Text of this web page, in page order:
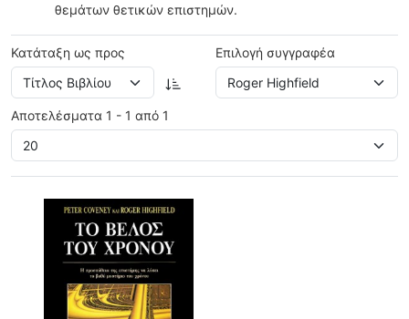
θεμάτων θετικών επιστημών.
Κατάταξη ως προς Επιλογή συγγραφέα
Αποτελέσματα 1 - 1 από 1